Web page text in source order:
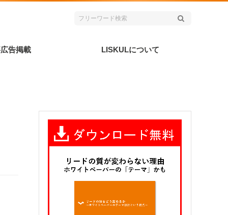
告掲載 LISKULについて